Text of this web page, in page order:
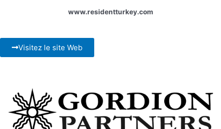
www.residentturkey.com
Visitez le site Web